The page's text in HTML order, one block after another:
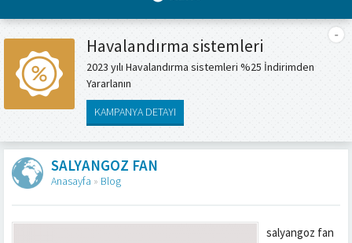
Havalandırma sistemleri
2023 yılı Havalandırma sistemleri %25 İndirimden
Yararlanın
KAMPANYA DETAYI
SALYANGOZ FAN
Anasayfa » Blog
salyangoz fan